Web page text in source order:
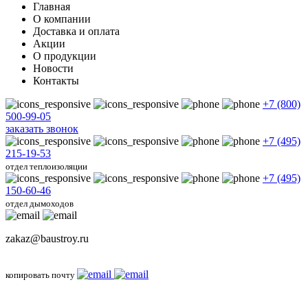
Главная
О компании
Доставка и оплата
Акции
О продукции
Новости
Контакты
+7 (800)
500-99-05
заказать звонок
+7 (495)
215-19-53
отдел теплоизоляции
+7 (495)
150-60-46
отдел дымоходов
zakaz@baustroy.ru
копировать почту